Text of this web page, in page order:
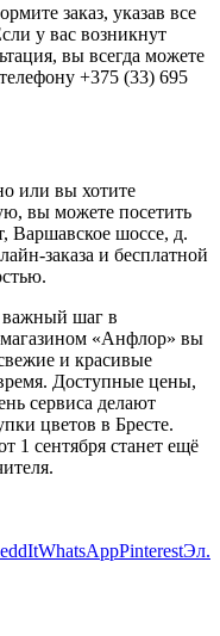
заказ, указав все
у вас возникнут
вы всегда можете
+375 (33) 695
или вы хотите
вы можете посетить
Варшавское шоссе, д.
заказа и бесплатной
важный шаг в
магазином «Анфлор» вы
и красивые
Доступные цены,
сервиса делают
цветов в Бресте.
1 сентября станет ещё
WhatsAppPinterestЭл.